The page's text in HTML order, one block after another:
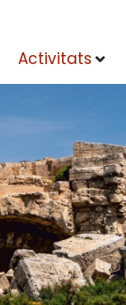
Activitats